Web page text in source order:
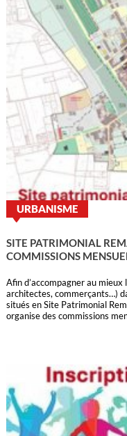
URBANISME
SITE PATRIMONIAL
COMMISSIONS
Afin d’accompagner au
architectes, commerçants…)
situés en Site Patrimonial
organise des commissions